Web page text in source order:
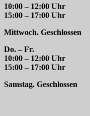
10:00 – 12:00 Uhr
15:00 – 17:00 Uhr
Mittwoch. Geschlossen
Do. – Fr.
10:00 – 12:00 Uhr
15:00 – 17:00 Uhr
Samstag. Geschlossen